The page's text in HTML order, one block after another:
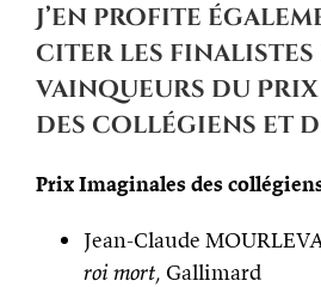
J’en profite
citer les finalistes
vainqueurs du
des collégiens et
Prix Imaginales des
Jean-Claude
roi mort, Gallimard